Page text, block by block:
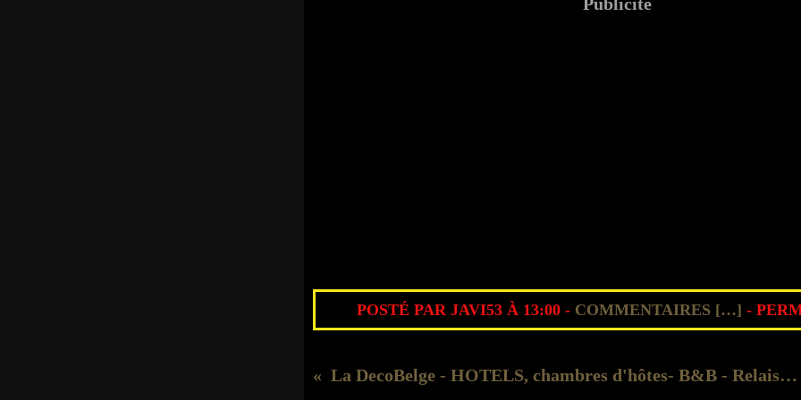
POSTÉ PAR JAVI53 À 13:00 - COMMENTAIRES […] -
La DecoBelge - HOTELS, chambres d'hôtes- B&B - Relais et châteaux - GUESTHOUSE